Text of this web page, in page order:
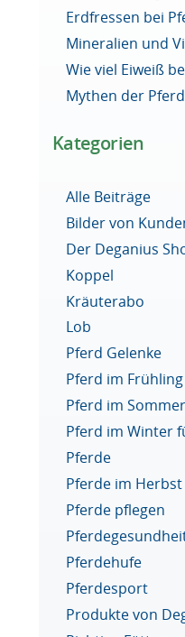
Erdfressen bei
Mineralien und
Wie viel Eiweiß
Mythen der
Kategorien
Alle Beiträge
Bilder von
Der Deganius
Koppel
Kräuterabo
Lob
Pferd Gelenke
Pferd im Frühling
Pferd im Sommer
Pferd im Winter
Pferde
Pferde im Herbst
Pferde pflegen
Pferdehufe
Pferdesport
Produkte von